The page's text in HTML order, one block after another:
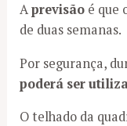
Aprevisão é que
de duas semanas.
Por segurança,
poderá ser
O telhado da